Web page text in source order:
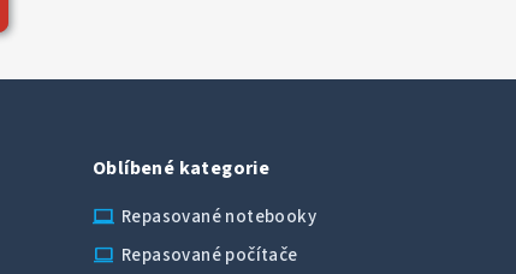
Oblíbené kategorie
laptop_chromebook Repasované notebooky
computer Repasované počítače